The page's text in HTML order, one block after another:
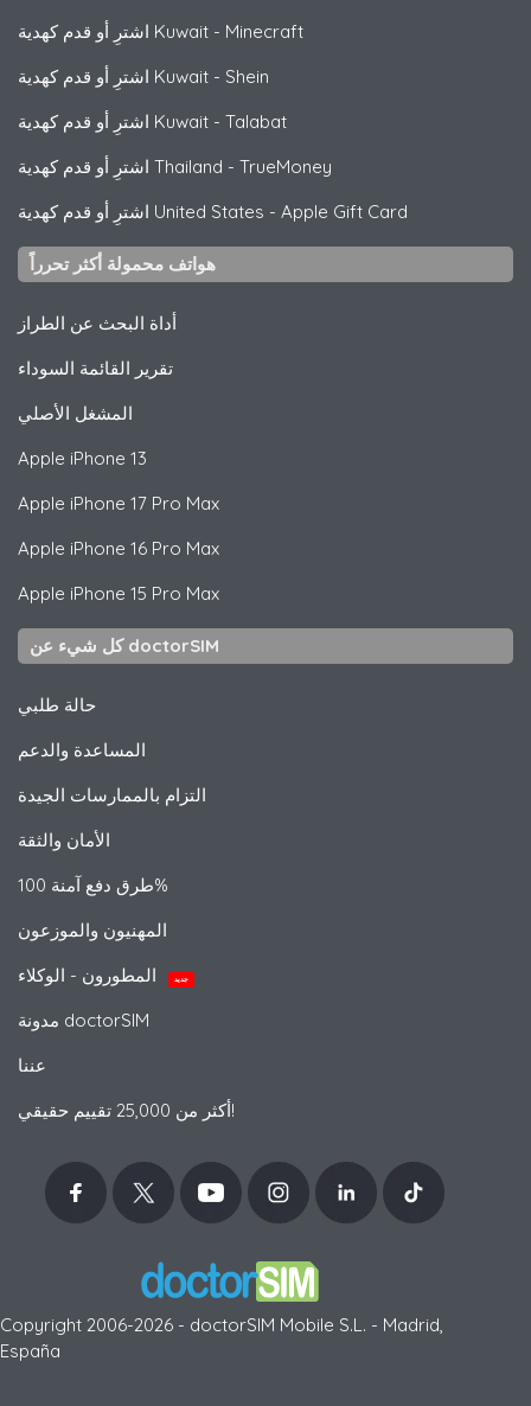
اشترِ أو قدم كهدية Kuwait - Minecraft
اشترِ أو قدم كهدية Kuwait - Shein
اشترِ أو قدم كهدية Kuwait - Talabat
اشترِ أو قدم كهدية Thailand - TrueMoney
اشترِ أو قدم كهدية United States - Apple Gift Card
هواتف محمولة أكثر تحرراً
أداة البحث عن الطراز
تقرير القائمة السوداء
المشغل الأصلي
Apple iPhone 13
Apple iPhone 17 Pro Max
Apple iPhone 16 Pro Max
Apple iPhone 15 Pro Max
كل شيء عن doctorSIM
حالة طلبي
المساعدة والدعم
التزام بالممارسات الجيدة
الأمان والثقة
طرق دفع آمنة 100%
المهنيون والموزعون
جديد
مدونة doctorSIM
عننا
أكثر من 25,000 تقييم حقيقي!
Copyright 2006-2026 - doctorSIM Mobile S.L. - Madrid,
España